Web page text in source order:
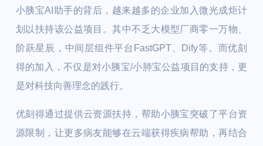
小胰宝AI助手的背后，越来越多的企业加入微光成炬计
划以扶持该公益项目。其中不乏大模型厂商零一万物、
阶跃星辰，中间层组件平台FastGPT、Dify等。而优刻
得的加入，不仅是对小胰宝/小肺宝公益项目的支持，更
是对科技向善理念的践行。
优刻得通过提供云资源扶持，帮助小胰宝突破了平台资
源限制，让更多病友能够在云端获得疾病帮助，再结合